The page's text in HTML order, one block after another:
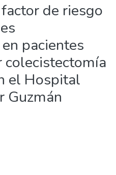
de riesgo
pacientes
el Hospital
Guzmán